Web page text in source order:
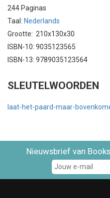
244 Paginas
Taal: Nederlands
Grootte: 210x130x30
ISBN-10: 9035123565
ISBN-13: 9789035123564
SLEUTELWOORDEN
laat-het-paard-maar-
Nieuwsbrief van